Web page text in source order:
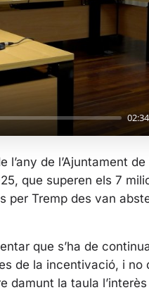
02:34
l
y
l’any de l’Ajuntament
que superen els 7
Tremp des van
que s’ha de
de la incentivació, i
damunt la taula